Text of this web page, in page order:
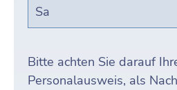
Sa
Bitte achten Sie darauf
Personalausweis, als